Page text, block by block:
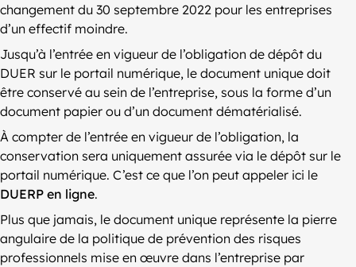
changement du 30 septembre 2022 pour les entreprises
d’un effectif moindre.
Jusqu’à l’entrée en vigueur de l’obligation de dépôt du
DUER sur le portail numérique, le document unique doit
être conservé au sein de l’entreprise, sous la forme d’un
document papier ou d’un document dématérialisé.
À compter de l’entrée en vigueur de l’obligation, la
conservation sera uniquement assurée via le dépôt sur le
portail numérique. C’est ce que l’on peut appeler ici le
DUERP en ligne.
Plus que jamais, le document unique représente la pierre
angulaire de la politique de prévention des risques
professionnels mise en œuvre dans l’entreprise par